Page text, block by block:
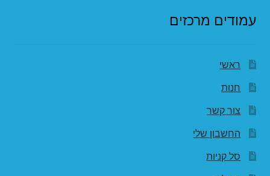
עמודים מרכזים
ראשי
חנות
צור קשר
החשבון שלי
סל קניות